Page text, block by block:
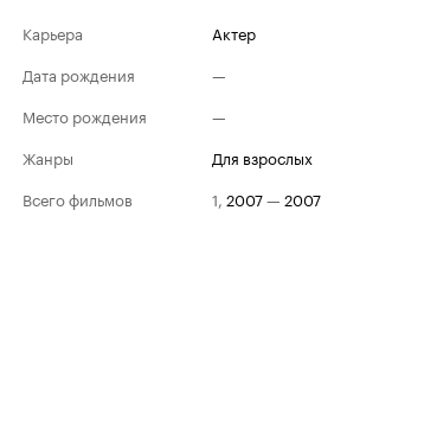
Карьера
Актер
Дата рождения
—
Место рождения
—
Жанры
для взрослых
Всего фильмов
1, 2007— 2007